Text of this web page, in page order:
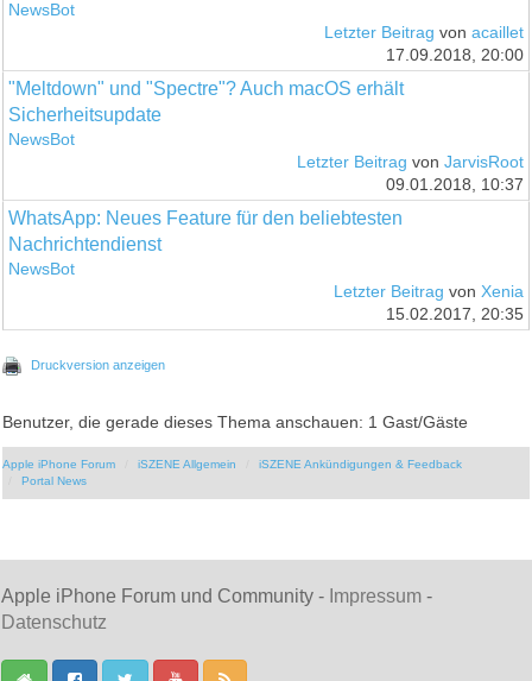
NewsBot
Letzter Beitrag von acaillet
17.09.2018, 20:00
"Meltdown" und "Spectre"? Auch macOS erhält
Sicherheitsupdate
NewsBot
Letzter Beitrag von JarvisRoot
09.01.2018, 10:37
WhatsApp: Neues Feature für den beliebtesten
Nachrichtendienst
NewsBot
Letzter Beitrag von Xenia
15.02.2017, 20:35
Druckversion anzeigen
Benutzer, die gerade dieses Thema anschauen: 1 Gast/Gäste
Apple iPhone Forum iSZENE Allgemein
iSZENE Ankündigungen & Feedback
Portal News
Apple iPhone Forum und Community - Impressum -
Datenschutz